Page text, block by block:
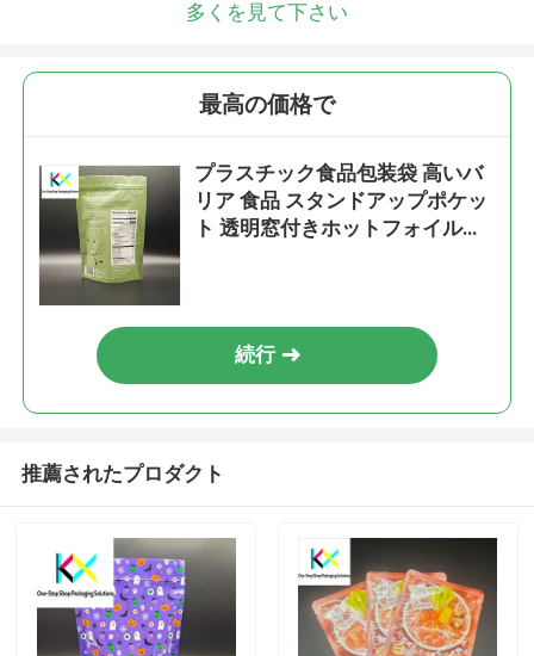
多くを見て下さい
最高の価格で
プラスチック食品包装袋 高いバ
リア 食品 スタンドアップポケッ
ト 透明窓付きホットフォイルス
続行
推薦されたプロダクト